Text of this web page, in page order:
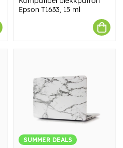
Epson T1633, 15 ml
SUMMER DEALS